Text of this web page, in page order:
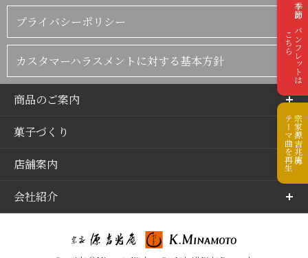
プライバシーポリシー
カスタマーハラスメントに対する基本方針
商品のご案内
菓子づくり
店舗案内
会社紹介
季節のパンフレットは
こちら
宗家源吉兆庵の
テーマ曲を再生